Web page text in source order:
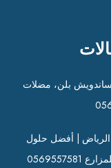
بلن، مضلات
| أفضل حلول